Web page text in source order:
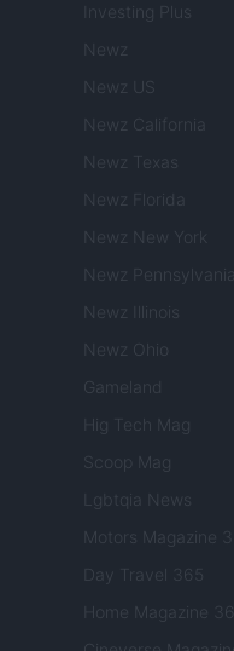
Investing Plus
Newz
Newz US
Newz California
Newz Texas
Newz Florida
Newz New York
Newz Pennsylvania
Newz Illinois
Newz Ohio
Gameland
Hig Tech Mag
Scoop Mag
Lgbtqia News
Motors Magazine
Day Travel 365
Home Magazine 365